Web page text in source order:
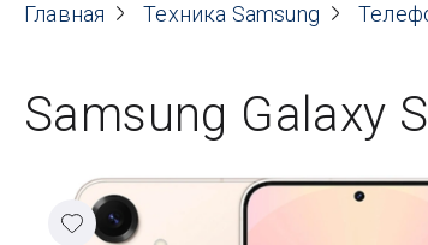
О нас
Договор оферты
Реквизиты
Главная Техника Samsung
Samsung Galaxy